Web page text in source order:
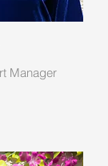
Manager